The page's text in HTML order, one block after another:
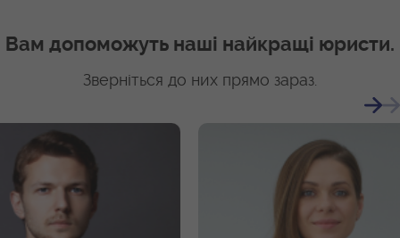
Вам допоможуть наші найкращі юристи.
Зверніться до них прямо зараз.